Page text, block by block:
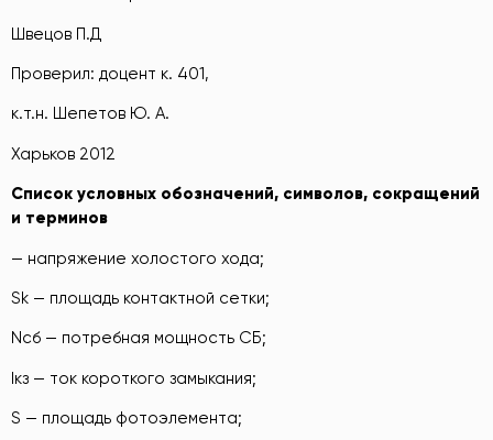
Швецов П.Д
Проверил: доцент к. 401,
к.т.н. Шепетов Ю. А.
Харьков 2012
Список условных обозначений, символов, сокращений
и терминов
— напряжение холостого хода;
Sk — площадь контактной сетки;
Nсб — потребная мощность СБ;
Iкз — ток короткого замыкания;
S — площадь фотоэлемента;